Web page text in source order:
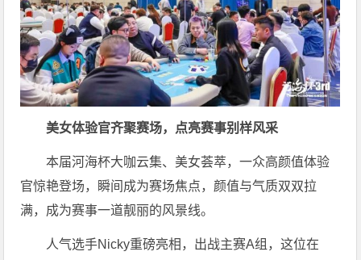
美女体验官齐聚赛场，点亮赛事别样风采
本届河海杯大咖云集、美女荟萃，一众高颜值体验
官惊艳登场，瞬间成为赛场焦点，颜值与气质双双拉
满，成为赛事一道靓丽的风景线。
人气选手Nicky重磅亮相，出战主赛A组，这位在